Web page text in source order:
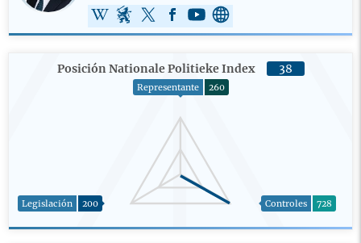
Posición Nationale Politieke Index 38
Legislación 200
Representante 260
Controles 728